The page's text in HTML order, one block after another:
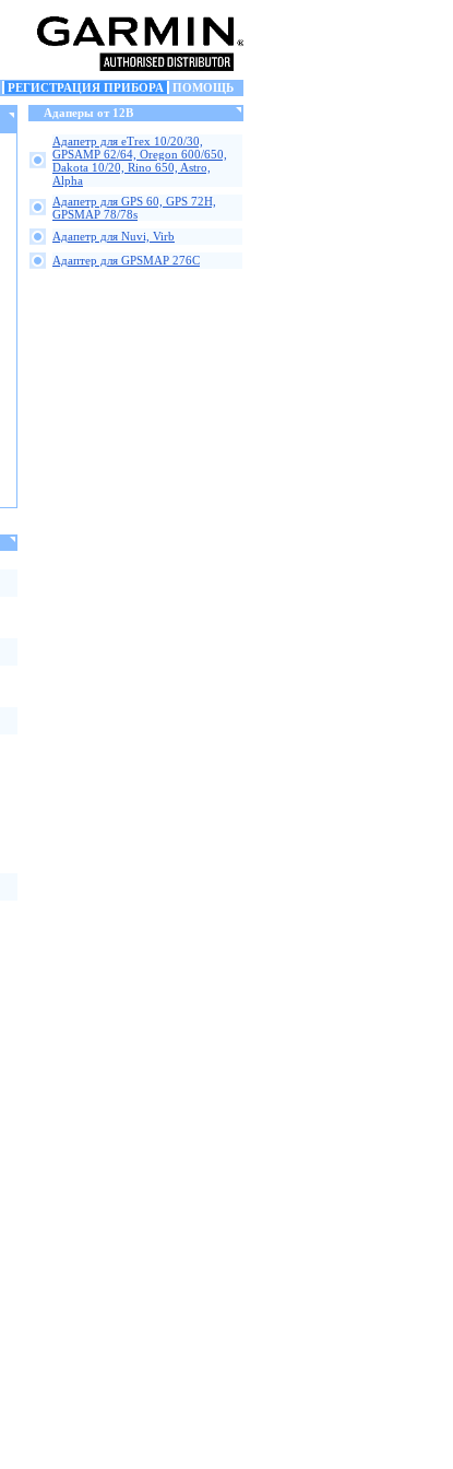
РЕГИСТРАЦИЯ ПРИБОРА
ПОМОЩЬ
Адаперы от 12В
Адапетр для eTrex 10/20/30,
GPSAMP 62/64, Oregon 600/650,
Dakota 10/20, Rino 650, Astro,
Alpha
Адапетр для GPS 60, GPS 72H,
GPSMAP 78/78s
Адапетр для Nuvi, Virb
Адаптер для GPSMAP 276C